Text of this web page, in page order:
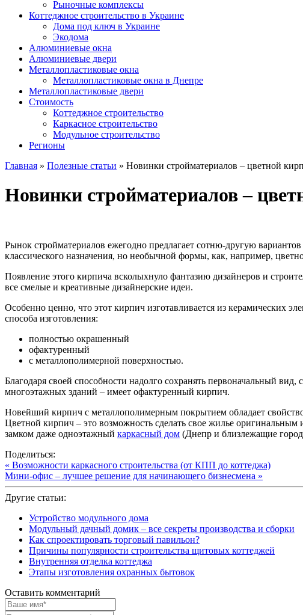
Рыночные комплексы
Коттеджное строительство в Украине
Дома под ключ в Украине
Экодома
Алюминиевые окна
Алюминиевые двери
Металлопластиковые окна
Металлопластиковые окна в Днепре
Металлопластиковые двери
Стоимость
Коттеджное строительство
Каркасное строительство
Модульное строительство
Регионы
Главная » Полезные статьи » Новинки стройматериалов – цветной
Новинки стройматериалов –
Рынок стройматериалов ежегодно предлагает сотню-другую
классического назначения, но необычной формы, как, например,
Появление этого кирпича всколыхнуло фантазию дизайнеров и
все смелые и креативные дизайнерские идеи.
Особенно ценно, что этот кирпич изготавливается из керамических
способа изготовления:
полностью окрашенный
офактуренный
с металлополимерной поверхностью.
Благодаря своей способности надолго сохранять первоначальный
многоэтажных зданий – имеет офактуренный кирпич.
Новейший кирпич с металлополимерным покрытием обладает
Цветной кирпич – это возможность сделать свое жилье
замком даже одноэтажный каркасный дом (Днепр и близлежащие
Поделиться:
« Возможности каркасного строительства (от КПП до коттеджа)
Мини-офис – лучшее решение для начинающего бизнесмена »
Другие статьи:
Устройство модульного дома
Модульный дачный домик – все секреты производства и сборки
Как спроектировать торговый павильон?
Причины популярности строительства щитовых коттеджей
Внутренняя отделка коттеджа
Этапы изготовления охранных бытовок
Оставить комментарий